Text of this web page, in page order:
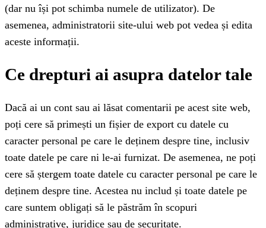
(dar nu își pot schimba numele de utilizator). De
asemenea, administratorii site-ului web pot vedea și edita
aceste informații.
Ce drepturi ai asupra datelor tale
Dacă ai un cont sau ai lăsat comentarii pe acest site web,
poți cere să primești un fișier de export cu datele cu
caracter personal pe care le deținem despre tine, inclusiv
toate datele pe care ni le-ai furnizat. De asemenea, ne poți
cere să ștergem toate datele cu caracter personal pe care le
deținem despre tine. Acestea nu includ și toate datele pe
care suntem obligați să le păstrăm în scopuri
administrative, juridice sau de securitate.